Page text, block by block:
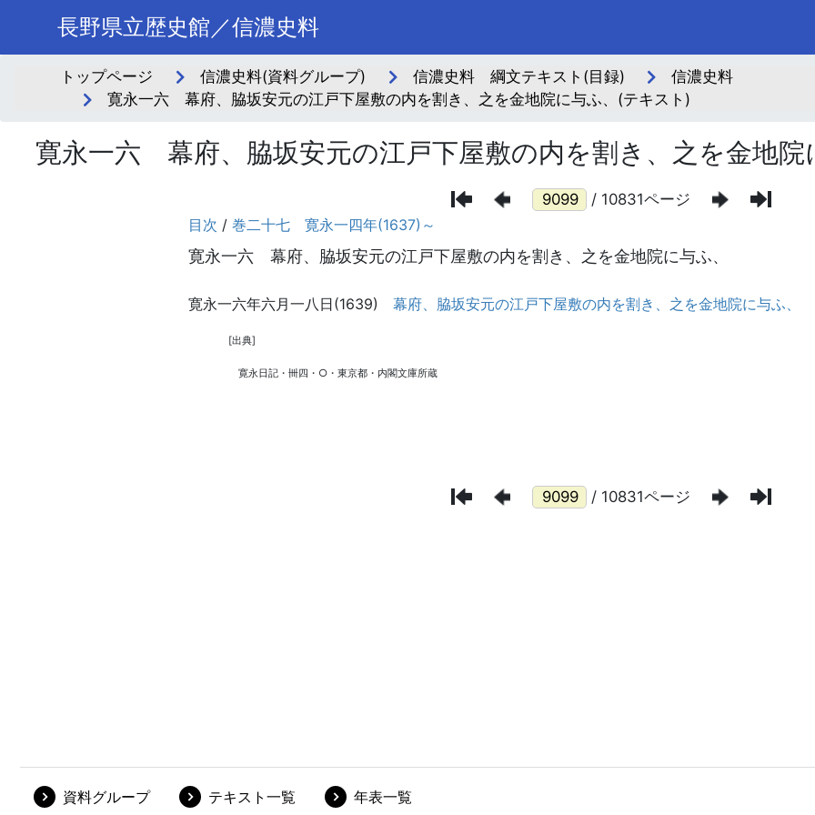
長野県立歴史館／信濃史料
トップページ 信濃史料(資料グループ) 信濃史料 綱文テキスト(目録)
信濃史料
寛永一六 幕府、脇坂安元の江戸下屋敷の内を割き、之を金地院に与ふ、(テキスト)
寛永一六 幕府、脇坂安元の江戸下屋敷の内を割き、之を金地院
/ 10831ページ
/ 10831ページ
資料グループ テキスト一覧 年表一覧